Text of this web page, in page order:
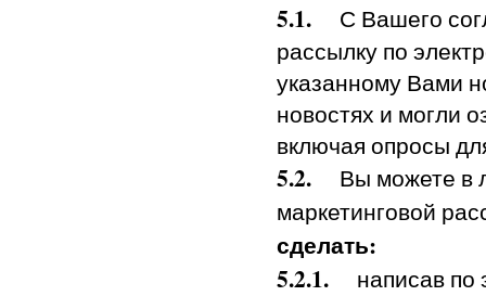
5.1.
С Вашего
рассылку по
указанному Вами
новостях и могли
включая опросы
5.2.
Вы можете в
маркетинговой
сделать:
5.2.1.
написав по